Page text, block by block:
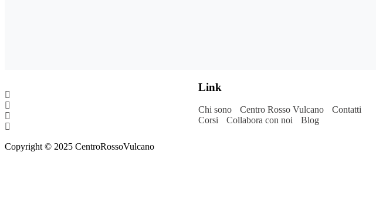
Link
Chi sono Centro Rosso Vulcano
Contatti
Corsi
Collabora con noi Blog
Copyright © 2025 CentroRossoVulcano